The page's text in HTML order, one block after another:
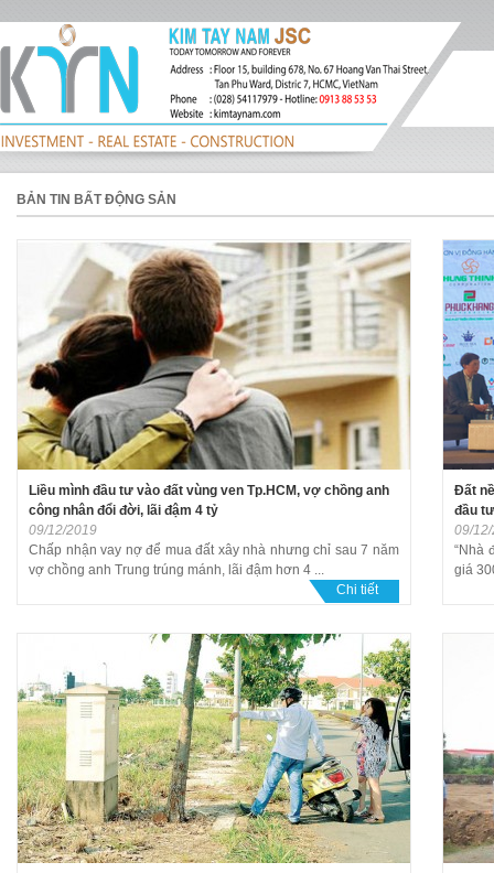
BẢN TIN BẤT ĐỘNG SẢN
Liều mình đầu tư vào đất vùng ven Tp.HCM, vợ chồng anh
công nhân đổi đời, lãi đậm 4 tỷ
09/12/2019
Chấp nhận vay nợ để mua đất xây nhà nhưng chỉ sau 7 năm
vợ chồng anh Trung trúng mánh, lãi đậm hơn 4 ...
Chi tiết
Đất
đầu
09/
“Nhà
giá